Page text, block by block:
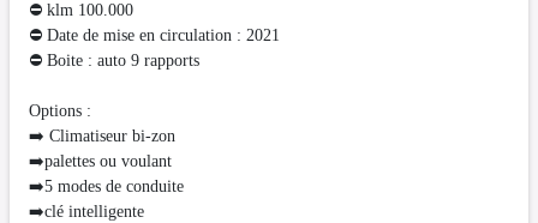
⛔️ klm 100.000
⛔ Date de mise en circulation : 2021
⛔ Boite : auto 9 rapports
Options :
➡️ Climatiseur bi-zon
➡️palettes ou voulant
➡️5 modes de conduite
➡️clé intelligente